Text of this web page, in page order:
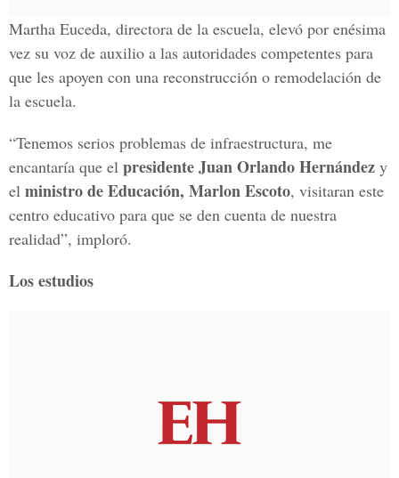
Martha Euceda, directora de la escuela, elevó por enésima
vez su voz de auxilio a las autoridades competentes para
que les apoyen con una reconstrucción o remodelación de
la escuela.
“Tenemos serios problemas de infraestructura, me
encantaría que el presidente Juan Orlando Hernández y
el ministro de Educación, Marlon Escoto, visitaran este
centro educativo para que se den cuenta de nuestra
realidad”, imploró.
Los estudios